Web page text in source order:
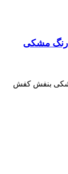
رنگ مشکی
بنفش کفش